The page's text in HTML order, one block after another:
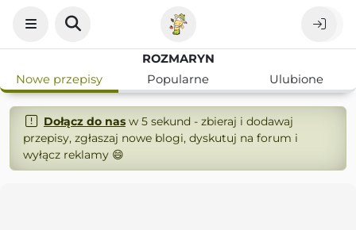
ROZMARYN
Nowe przepisy
Popularne Ulubione
Dołącz do nasw 5 sekund - zbieraj i dodawaj
przepisy, zgłaszaj nowe blogi, dyskutuj na forum i
wyłącz reklamy 😄